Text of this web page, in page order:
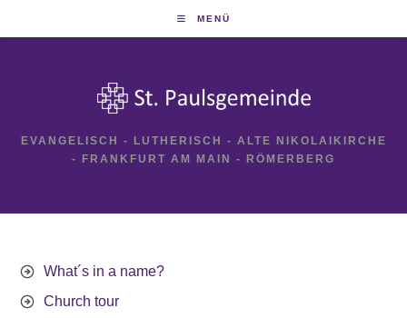
MENÜ
EVANGELISCH - LUTHERISCH - ALTE NIKOLAIKIRCHE
- FRANKFURT AM MAIN - RÖMERBERG
What´s in a name?
Church tour